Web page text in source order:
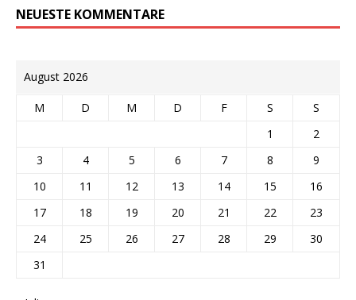
NEUESTE KOMMENTARE
August 2026
M D M D F S
S
1
2
3
4 5 6 7 8
9
10
11 12 13 14 15
16
17
18 19 20 21 22
23
24
25 26 27 28 29
30
31